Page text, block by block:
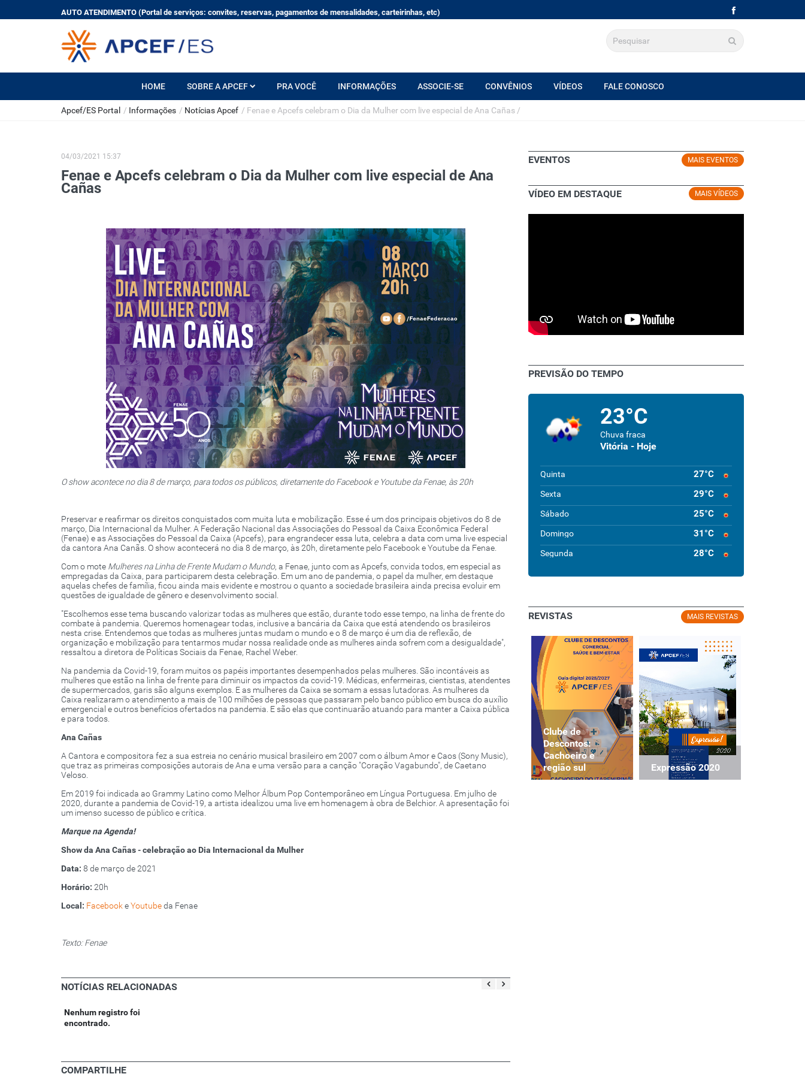
AUTO ATENDIMENTO (Portal de serviços: convites, reservas, pagamentos de mensalidades, carteirinhas, etc)
HOME SOBRE A APCEF PRA VOCÊ INFORMAÇÕES ASSOCIE-SE CONVÊNIOS VÍDEOS FALE CONOSCO
Apcef/ES Portal / Informações / Notícias Apcef / Fenae e Apcefs celebram o Dia da Mulher com live especial de Ana Cañas /
04/03/2021 15:37
Fenae e Apcefs celebram o Dia da Mulher com live especial de Ana
Cañas
O show acontece no dia 8 de março, para todos os públicos, diretamente do Facebook e Youtube da Fenae, às 20h
Preservar e reafirmar os direitos conquistados com muita luta e mobilização. Esse é um dos principais objetivos do 8 de
março, Dia Internacional da Mulher. A Federação Nacional das Associações do Pessoal da Caixa Econômica Federal
(Fenae) e as Associações do Pessoal da Caixa (Apcefs), para engrandecer essa luta, celebra a data com uma live especial
da cantora Ana Canãs. O show acontecerá no dia 8 de março, às 20h, diretamente pelo Facebook e Youtube da Fenae.
Com o mote Mulheres na Linha de Frente Mudam o Mundo, a Fenae, junto com as Apcefs, convida todos, em especial as
empregadas da Caixa, para participarem desta celebração. Em um ano de pandemia, o papel da mulher, em destaque
aquelas chefes de família, ficou ainda mais evidente e mostrou o quanto a sociedade brasileira ainda precisa evoluir em
questões de igualdade de gênero e desenvolvimento social.
"Escolhemos esse tema buscando valorizar todas as mulheres que estão, durante todo esse tempo, na linha de frente do
combate à pandemia. Queremos homenagear todas, inclusive a bancária da Caixa que está atendendo os brasileiros
nesta crise. Entendemos que todas as mulheres juntas mudam o mundo e o 8 de março é um dia de reflexão, de
organização e mobilização para tentarmos mudar nossa realidade onde as mulheres ainda sofrem com a desigualdade",
ressaltou a diretora de Políticas Sociais da Fenae, Rachel Weber.
Na pandemia da Covid-19, foram muitos os papéis importantes desempenhados pelas mulheres. São incontáveis as
mulheres que estão na linha de frente para diminuir os impactos da covid-19. Médicas, enfermeiras, cientistas, atendentes
de supermercados, garis são alguns exemplos. E as mulheres da Caixa se somam a essas lutadoras. As mulheres da
Caixa realizaram o atendimento a mais de 100 milhões de pessoas que passaram pelo banco público em busca do auxílio
emergencial e outros benefícios ofertados na pandemia. E são elas que continuarão atuando para manter a Caixa pública
e para todos.
Ana Cañas
A Cantora e compositora fez a sua estreia no cenário musical brasileiro em 2007 com o álbum Amor e Caos (Sony Music),
que traz as primeiras composições autorais de Ana e uma versão para a canção "Coração Vagabundo", de Caetano
Veloso.
Em 2019 foi indicada ao Grammy Latino como Melhor Álbum Pop Contemporâneo em Língua Portuguesa. Em julho de
2020, durante a pandemia de Covid-19, a artista idealizou uma live em homenagem à obra de Belchior. A apresentação foi
um imenso sucesso de público e crítica.
Marque na Agenda!
Show da Ana Cañas - celebração ao Dia Internacional da Mulher
Data: 8 de março de 2021
Horário: 20h
Local: FacebookeYoutubeda Fenae
Texto: Fenae
NOTÍCIAS RELACIONADAS
Nenhum registro foi
encontrado.
COMPARTILHE
MAIS EVENTOS
EVENTOS
MAIS VÍDEOS
VÍDEO EM DESTAQUE
PREVISÃO DO TEMPO
23°C
Chuva fraca
Vitória - Hoje
Quinta 27°C
Sexta 29°C
Sábado 25°C
Domingo 31°C
Segunda 28°C
MAIS REVISTAS
REVISTAS
Cachoeiro e
região sul
Expressão 2020
Clube de
Descontos:
Cachoeiro e
região sul
Expressão 2020